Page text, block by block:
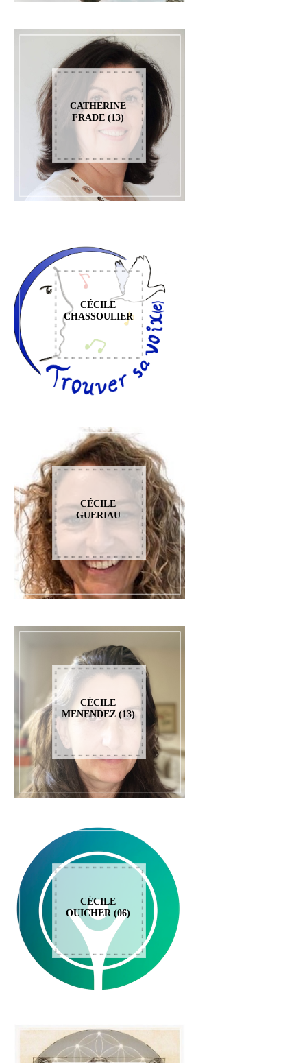
CATHERINE
FRADE (13)
CÉCILE
CHASSOULIER
CÉCILE
GUERIAU
CÉCILE
MENENDEZ (13)
CÉCILE
OUICHER (06)